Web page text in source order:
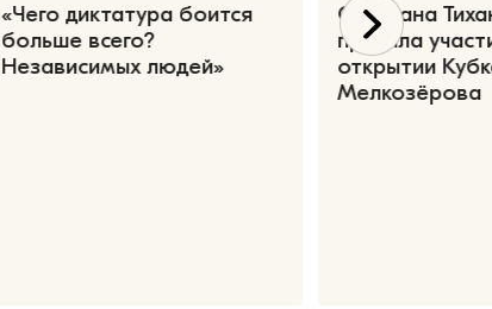
«Чего диктатура боится
больше всего?
Независимых людей»
Светлана
приняла
открытии
Мелкозёрова